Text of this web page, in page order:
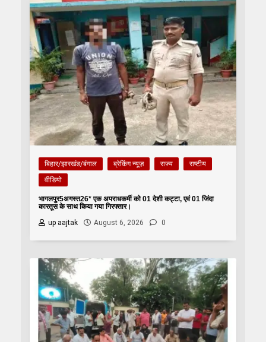
बिहार/झारखंड/बंगाल ब्रेकिंग न्यूज़ राज्य
राष्टीय
वीडियो
भागलपुर5अगस्त26* एक अपराधकर्मी को 01 देशी कट्टा, एवं 01 जिंदा
कारतूस के साथ किया गया गिरफ्तार।
up aajtak
August 6, 2026 0